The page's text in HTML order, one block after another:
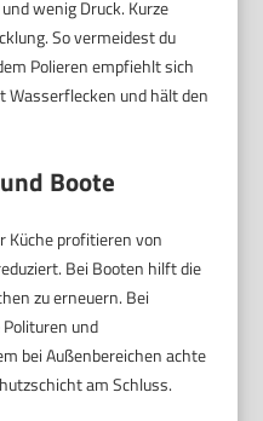
wenig Druck. Kurze
So vermeidest du
Polieren empfiehlt sich
Wasserflecken und hält den
Boote
Küche profitieren von
Bei Booten hilft die
zu erneuern. Bei
und
bei Außenbereichen achte
am Schluss.